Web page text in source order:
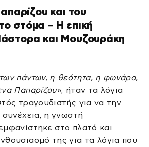
και του
στόμα – Η επική
και Μουζουράκη
πάντων, η θεότητα, η φωνάρα,
Παπαρίζου», ήταν τα λόγια
τραγουδιστής για να την
συνέχεια, η γνωστή
στο πλατό και
της για τα λόγια που